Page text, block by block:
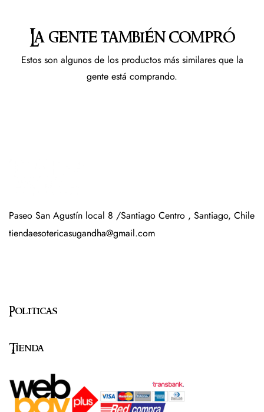
La gente también compró
Estos son algunos de los productos más similares que la
gente está comprando.
Paseo San Agustín local 8 /Santiago Centro , Santiago, Chile
tiendaesotericasugandha@gmail.com
Politicas
Tienda